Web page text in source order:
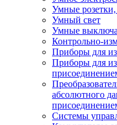
Умные
Умный свет
Умные
Контрольно-
Приборы для
Приборы для
абсолютного
Системы